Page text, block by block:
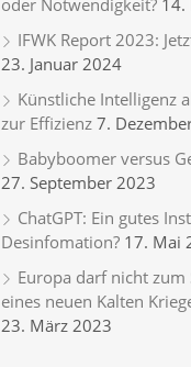
oder Notwendigkeit? 14.
IFWK Report 2023:
23. Januar 2024
Künstliche Intelligenz
zur Effizienz 7.
Babyboomer versus
27. September 2023
ChatGPT: Ein gutes
Desinfomation? 17. Mai
Europa darf nicht zum
eines neuen Kalten
23. März 2023